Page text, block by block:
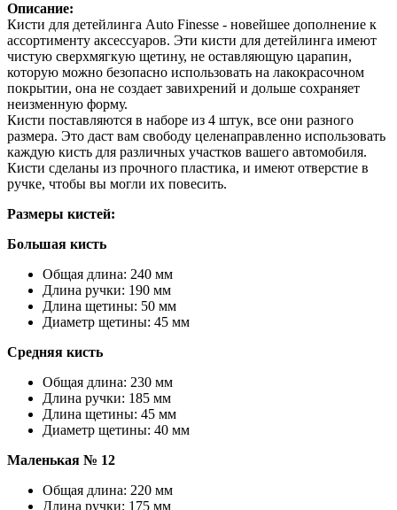
Описание:
Кисти для детейлинга Auto Finesse - новейшее дополнение к
ассортименту аксессуаров. Эти кисти для детейлинга имеют
чистую сверхмягкую щетину, не оставляющую царапин,
которую можно безопасно использовать на лакокрасочном
покрытии, она не создает завихрений и дольше сохраняет
неизменную форму.
Кисти поставляются в наборе из 4 штук, все они разного
размера. Это даст вам свободу целенаправленно использовать
каждую кисть для различных участков вашего автомобиля.
Кисти сделаны из прочного пластика, и имеют отверстие в
ручке, чтобы вы могли их повесить.
Размеры кистей:
Большая кисть
Общая длина: 240 мм
Длина ручки: 190 мм
Длина щетины: 50 мм
Диаметр щетины: 45 мм
Средняя кисть
Общая длина: 230 мм
Длина ручки: 185 мм
Длина щетины: 45 мм
Диаметр щетины: 40 мм
Маленькая № 12
Общая длина: 220 мм
Длина ручки: 175 мм